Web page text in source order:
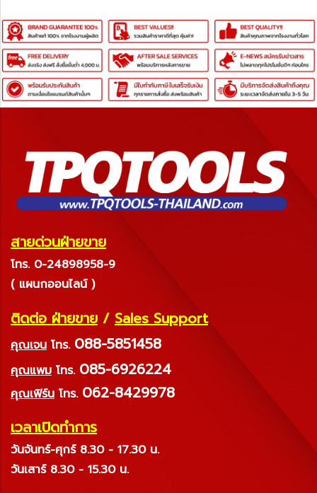
สายด่วนฝ่ายขาย
โทร. 0-24898958-9
( แผนกออนไลน์ )
ติดต่อ ฝ่ายขาย / Sales Support
คุณเจน โทร. 088-5851458
คุณแพม โทร. 085-6926224
คุณเฟิร์น โทร. 062-8429978
เวลาเปิดทำการ
วันจันทร์-ศุกร์ 8.30 - 17.30 น.
วันเสาร์ 8.30 - 15.30 น.